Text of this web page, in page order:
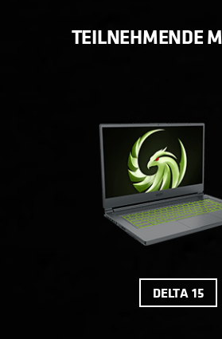
TEILNEHMENDE
DELTA 15